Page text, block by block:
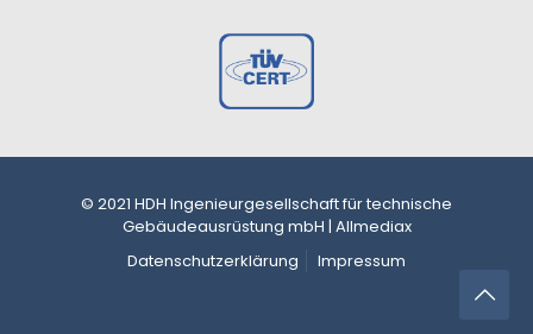
© 2021 HDH Ingenieurgesellschaft für technische
Gebäudeausrüstung mbH | Allmediax
Datenschutzerklärung
Impressum